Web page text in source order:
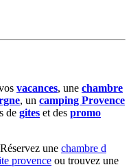
vacances, une chambre
, un camping Provence
de gites et des promo
une chambre d
provence ou trouvez une